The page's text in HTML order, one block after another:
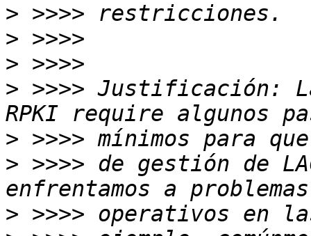
>
>
>
> >>>> Justificación:
>
> >>>> de gestión de
>